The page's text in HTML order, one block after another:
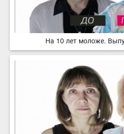
На 10 лет моложе.